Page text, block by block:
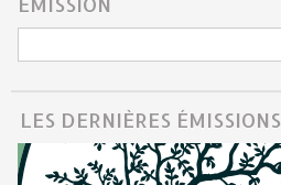
LES DERNIÈRES ÉMISSIONS